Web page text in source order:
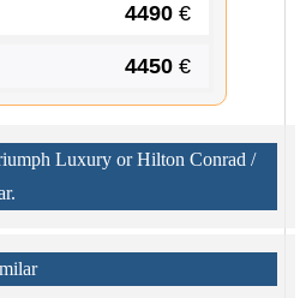
4490 €
4450 €
Luxury or Hilton Conrad /